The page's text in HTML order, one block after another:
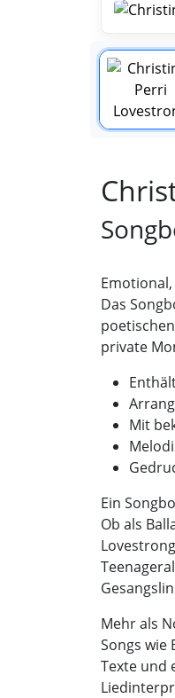
Das
private
Mit
Ein
Ob als
Mehr als
Songs wie
Texte und